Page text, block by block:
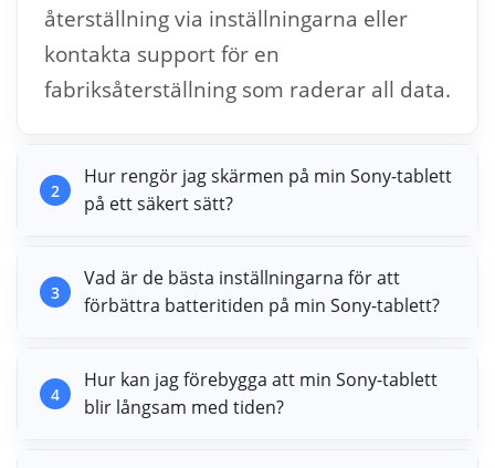
återställning via inställningarna eller
kontakta support för en
fabriksåterställning som raderar all data.
2
Hur rengör jag skärmen på min Sony-tablett
på ett säkert sätt?
3
Vad är de bästa inställningarna för att
förbättra batteritiden på min Sony-tablett?
4
Hur kan jag förebygga att min Sony-tablett
blir långsam med tiden?